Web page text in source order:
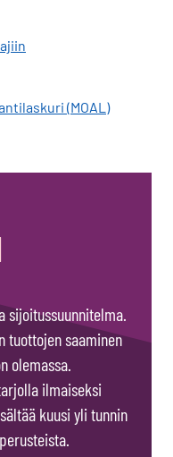
(MOAL)
sijoitussuunnitelma.
tuottojen saaminen
olemassa.
ilmaiseksi
kuusi yli tunnin